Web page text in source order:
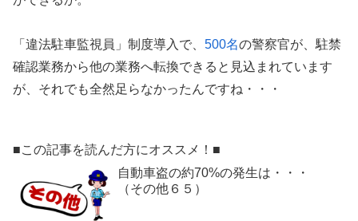
「違法駐車監視員」制度導入で、 500名の警察官が、駐禁
確認業務から他の業務へ転換できると見込まれています
が、それでも全然足らなかったんですね・・・
■この記事を読んだ方にオススメ！■
自動車盗の約70%の発生は・・・
（その他６５）